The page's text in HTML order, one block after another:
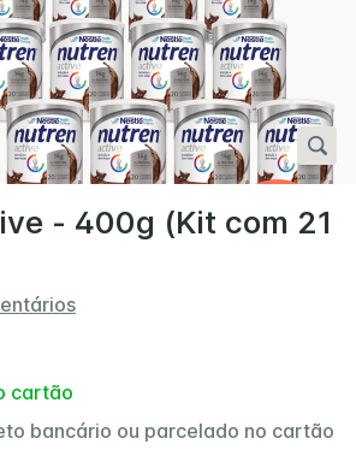
- 400g (Kit com 21
cartão
bancário ou parcelado no cartão